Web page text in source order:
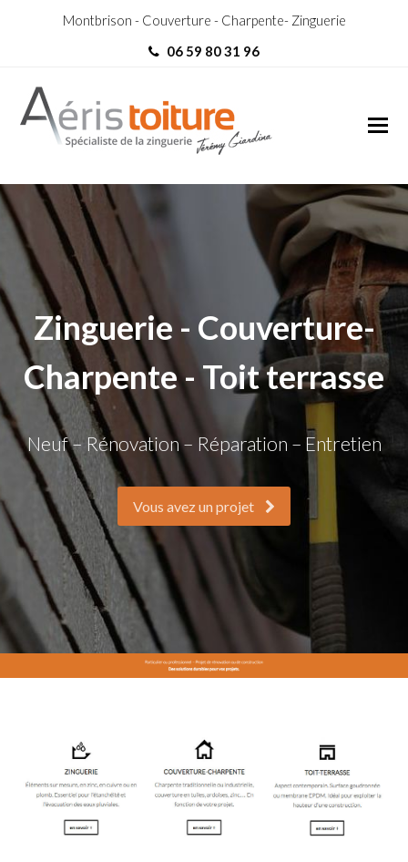
Montbrison - Couverture - Charpente- Zinguerie
06 59 80 31 96
Zingueur Commelle-Vernay
Zinguerie - Couverture-
Charpente - Toit terrasse
Neuf – Rénovation – Réparation – Entretien
Vous avez un projet